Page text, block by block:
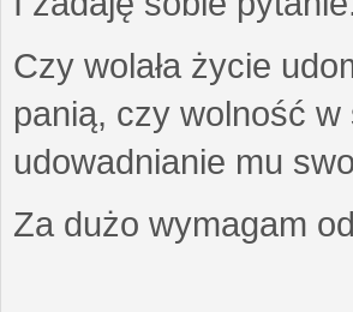
Czy wolała życie
panią, czy wolność w
udowadnianie mu
Za dużo wymagam